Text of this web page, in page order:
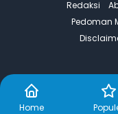
Home
Redaksi
Pedoman